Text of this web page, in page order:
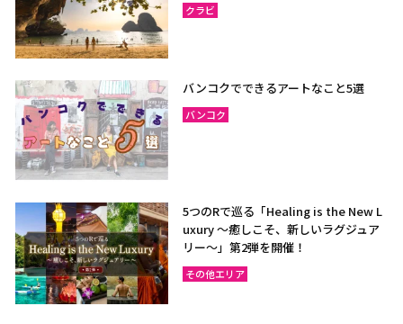
クラビ
バンコクでできるアートなこと5選
バンコク
5つのRで巡る「Healing is the New L
uxury ～癒しこそ、新しいラグジュア
リー〜」第2弾を開催！
その他エリア